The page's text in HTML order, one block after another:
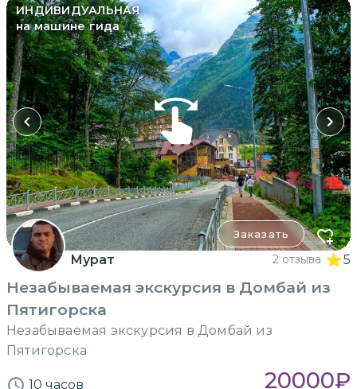
ИНДИВИДУАЛЬНАЯ
на машине гида
Заказать
Мурат 2 отзыва 5
Незабываемая экскурсия в Домбай из
Пятигорска
Незабываемая экскурсия в Домбай из
Пятигорска
10 часов 20000₽